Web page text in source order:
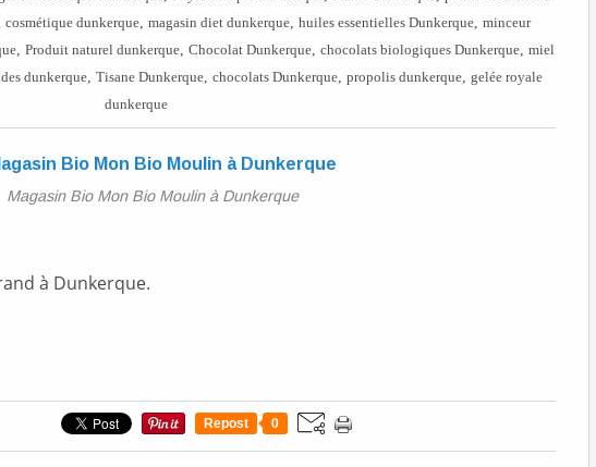
cosmétique dunkerque magasin diet dunkerque huiles essentielles Dunkerque
minceur
Produit naturel dunkerque Chocolat Dunkerque chocolats biologiques Dunkerque
miel
dunkerque, Tisane Dunkerque, chocolats Dunkerque, propolis dunkerque, gelée royale
dunkerque
Magasin Bio Mon Bio Moulin à Dunkerque
à Dunkerque.
Repost 0